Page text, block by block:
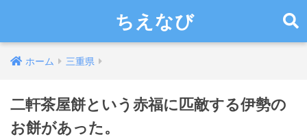
ちえなび
ホーム 三重県
二軒茶屋餅という赤福に匹敵する伊勢の
お餅があった。